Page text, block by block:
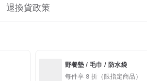
退換貨政策
野餐墊 / 毛巾 / 防水袋
每件享 8 折（限指定商品）